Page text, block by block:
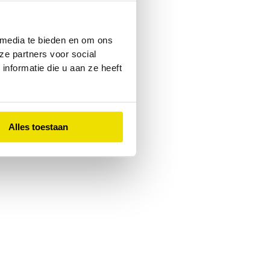
te bieden en om ons
partners voor social
die u aan ze heeft
Alles toestaan
consolefor more information).